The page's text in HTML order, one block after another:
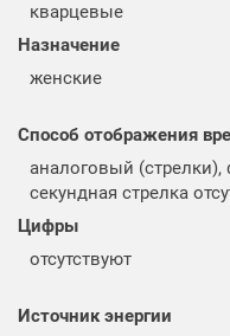
кварцевые
Назначение
женские
Способ отображения
аналоговый (стрелки),
секундная стрелка
Цифры
отсутствуют
Источник энергии